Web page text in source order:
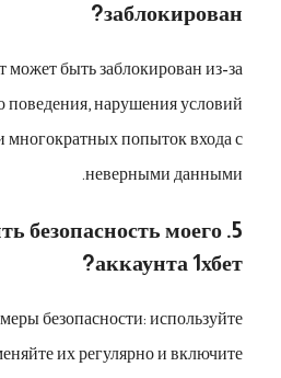
заблокирован?
может быть заблокирован из-за
поведения, нарушения условий
многократных попыток входа с
неверными данными.
безопасность моего
аккаунта 1хбет?
безопасности: используйте
их регулярно и включите